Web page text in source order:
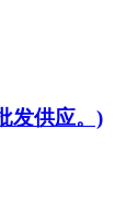
发供应。)